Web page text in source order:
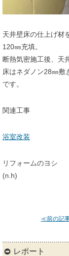
天井壁床の仕上げ材
120㎜充填。
断熱気密施工後、天
床はネダノン28㎜敷
です。
関連工事
浴室改装
リフォームのヨシ
(n.h)
≪前の記
レポート